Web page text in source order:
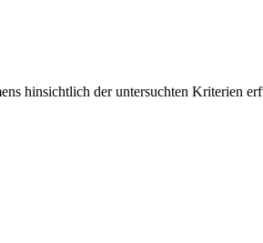
hinsichtlich der untersuchten Kriterien